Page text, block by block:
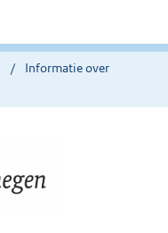
Informatie over